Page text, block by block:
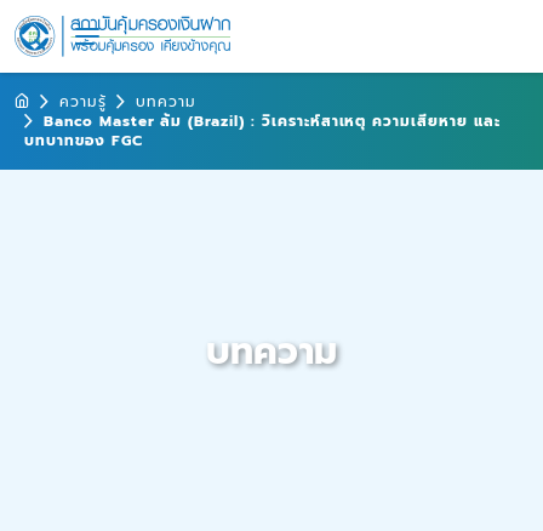
ความรู้
บทความ
Banco Master ล้ม (Brazil) : วิเคราะห์สาเหตุ ความเสียหาย และ
บทบาทของ FGC
บทความ